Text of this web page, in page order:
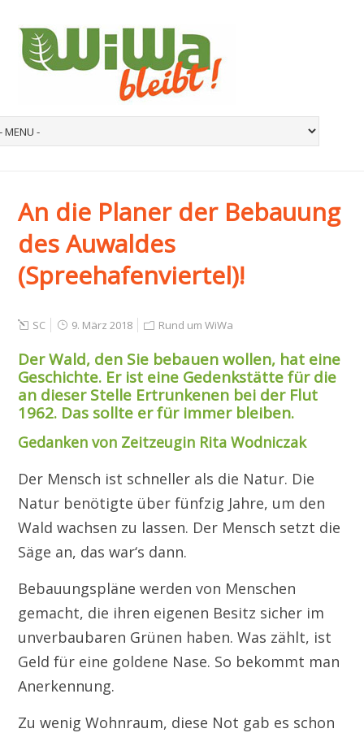
An die Planer der Bebauung
des Auwaldes
(Spreehafenviertel)!
SC 9. März 2018 Rund um WiWa
Der Wald, den Sie bebauen wollen, hat eine
Geschichte. Er ist eine Gedenkstätte für die
an dieser Stelle Ertrunkenen bei der Flut
1962. Das sollte er für immer bleiben.
Gedanken von Zeitzeugin Rita Wodniczak
Der Mensch ist schneller als die Natur. Die
Natur benötigte über fünfzig Jahre, um den
Wald wachsen zu lassen. Der Mensch setzt die
Säge an, das war‘s dann.
Bebauungspläne werden von Menschen
gemacht, die ihren eigenen Besitz sicher im
unverbaubaren Grünen haben. Was zählt, ist
Geld für eine goldene Nase. So bekommt man
Anerkennung.
Zu wenig Wohnraum, diese Not gab es schon